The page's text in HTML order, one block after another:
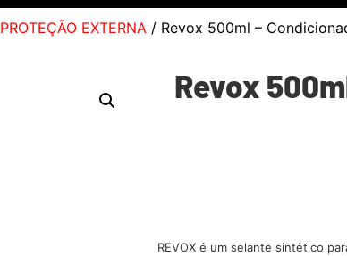
PROTEÇÃO EXTERNA / Revox 500ml –
Revox
REVOX é um selante sintético